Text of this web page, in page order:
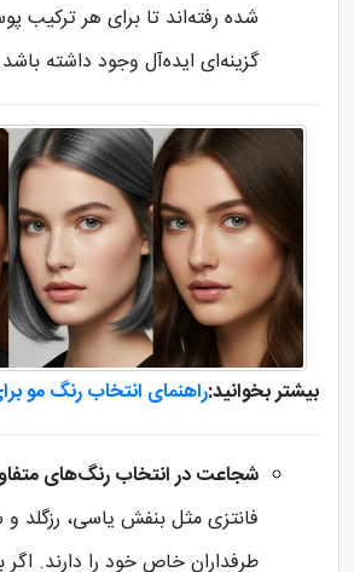
شده رفته‌اند تا برای هر ترکیب
گزینه‌ای ایده‌آل وجود داشته
بیشتر بخوانید:راهنمای انتخاب رنگ مو
شجاعت در انتخاب رنگ‌های
فانتزی مثل بنفش یاسی، رزگلد
طرفداران خاص خود را دارند. اگر